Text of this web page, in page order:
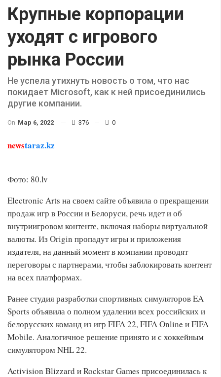
Крупные корпорации
уходят с игрового
рынка России
Не успела утихнуть новость о том, что нас
покидает Microsoft, как к ней присоединились
другие компании.
On Мар 6, 2022 376 0
newstaraz.kz
Фото: 80.lv
Electronic Arts на своем сайте объявила о прекращении
продаж игр в России и Белоруси, речь идет и об
внутриигровом контенте, включая наборы виртуальной
валюты. Из Origin пропадут игры и приложения
издателя, на данный момент в компании проводят
переговоры с партнерами, чтобы заблокировать контент
на всех платформах.
Ранее студия разработки спортивных симуляторов EA
Sports объявила о полном удалении всех российских и
белорусских команд из игр FIFA 22, FIFA Online и FIFA
Mobile. Аналогичное решение принято и с хоккейным
симулятором NHL 22.
Activision Blizzard и Rockstar Games присоединилась к